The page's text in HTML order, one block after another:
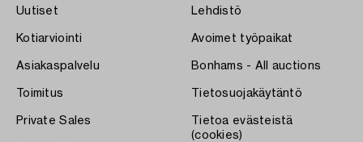
Uutiset
Kotiarviointi
Asiakaspalvelu
Toimitus
Private Sales
Lehdistö
Avoimet työpaikat
Bonhams - All auctions
Tietosuojakäytäntö
Tietoa evästeistä
(cookies)